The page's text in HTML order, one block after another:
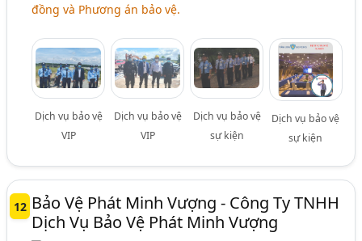
đồng và Phương án bảo vệ.
Dịch vụ bảo vệ
VIP
Dịch vụ bảo vệ
VIP
Dịch vụ bảo vệ
sự kiện
Dịch vụ bảo vệ
sự kiện
12 Bảo Vệ Phát Minh Vượng - Công Ty TNHH
Dịch Vụ Bảo Vệ Phát Minh Vượng